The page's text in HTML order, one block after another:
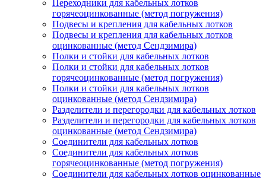
Переходники для кабельных лотков
горячеоцинкованные (метод погружения)
Подвесы и крепления для кабельных лотков
Подвесы и крепления для кабельных лотков
оцинкованные (метод Сендзимира)
Полки и стойки для кабельных лотков
Полки и стойки для кабельных лотков
горячеоцинкованные (метод погружения)
Полки и стойки для кабельных лотков
оцинкованные (метод Сендзимира)
Разделители и перегородки для кабельных лотков
Разделители и перегородки для кабельных лотков
оцинкованные (метод Сендзимира)
Соединители для кабельных лотков
Соединители для кабельных лотков
горячеоцинкованные (метод погружения)
Соединители для кабельных лотков оцинкованные